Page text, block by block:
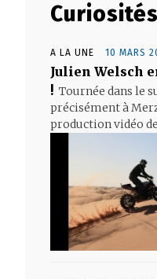
Curiosités
A LA UNE 10 MARS
Julien Welsch
! Tournée dans le
précisément à
production vidéo